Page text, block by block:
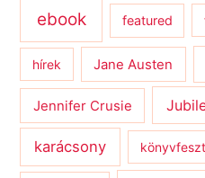
ebook featured
hírek Jane Austen
Jennifer Crusie
karácsony